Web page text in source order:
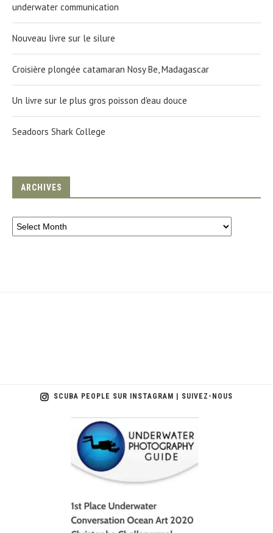
underwater communication
Nouveau livre sur le silure
Croisière plongée catamaran Nosy Be, Madagascar
Un livre sur le plus gros poisson d'eau douce
Seadoors Shark College
ARCHIVES
SCUBA PEOPLE SUR INSTAGRAM | SUIVEZ-NOUS
scuba_people_magazine